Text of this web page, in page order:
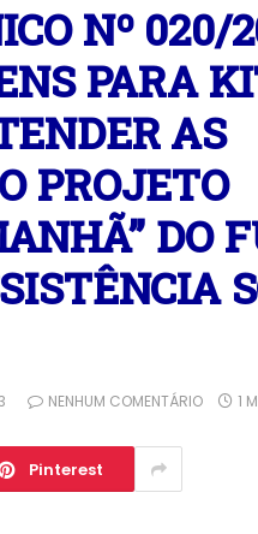
Nº 020/
PARA
AS
PROJETO
DO
NENHUM COMENTÁRIO 1
Pinterest